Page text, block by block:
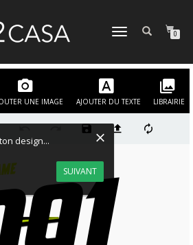
DÉPLIER
0
UNE IMAGE AJOUTER DU TEXTE LIBRAIRIE
design...
SUIVANT